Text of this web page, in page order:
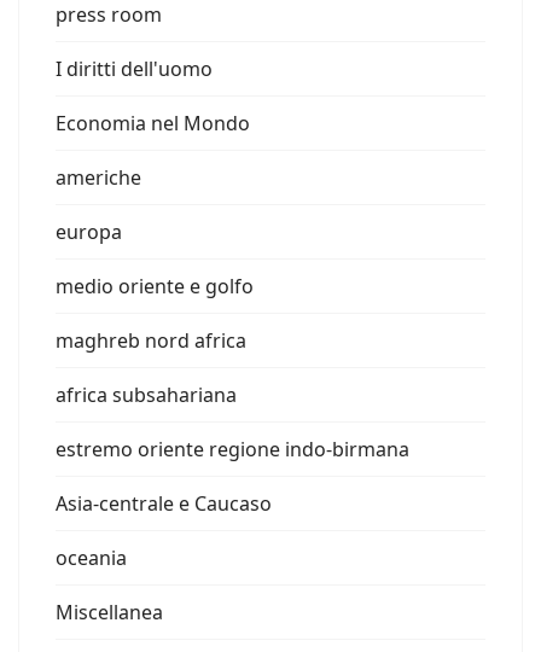
press room
I diritti dell'uomo
Economia nel Mondo
americhe
europa
medio oriente e golfo
maghreb nord africa
africa subsahariana
estremo oriente regione indo-birmana
Asia-centrale e Caucaso
oceania
Miscellanea